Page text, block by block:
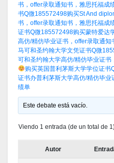
书，offer录取通知书，雅思托福成
书Q微185572498购买St And
书，offer录取通知书，雅思托福成
证书Q微185572498购买蒙特爱达
高仿/精仿毕业证书，offer录取通知
马可和圣约翰大学文凭证书Q微
可和圣约翰大学高仿/精仿毕业证
购买英国普利茅斯大学学位证
证书办普利茅斯大学高仿/精仿毕
绩单
Este debate está vacío.
Viendo 1 entrada (de un total de
Autor